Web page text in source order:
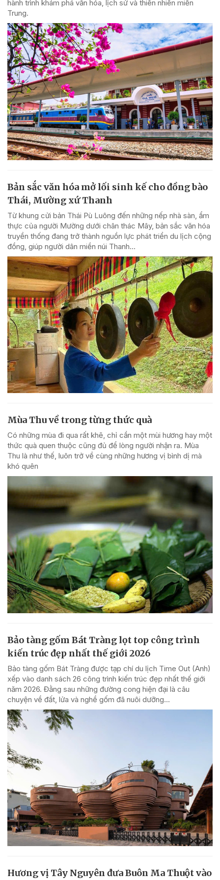
hành trình khám phá văn hóa, lịch sử và thiên nhiên miền
Trung.
Bản sắc văn hóa mở lối sinh kế cho đồng bào
Thái, Mường xứ Thanh
Từ khung cửi bản Thái Pù Luông đến những nếp nhà sàn, ẩm
thực của người Mường dưới chân thác Mây, bản sắc văn hóa
truyền thống đang trở thành nguồn lực phát triển du lịch cộng
đồng, giúp người dân miền núi Thanh...
Mùa Thu về trong từng thức quà
Có những mùa đi qua rất khẽ, chỉ cần một mùi hương hay một
thức quà quen thuộc cũng đủ để lòng người nhận ra. Mùa
Thu là như thế, luôn trở về cùng những hương vị bình dị mà
khó quên
Bảo tàng gốm Bát Tràng lọt top công trình
kiến trúc đẹp nhất thế giới 2026
Bảo tàng gốm Bát Tràng được tạp chí du lịch Time Out (Anh)
xếp vào danh sách 26 công trình kiến trúc đẹp nhất thế giới
năm 2026. Đằng sau những đường cong hiện đại là câu
chuyện về đất, lửa và nghề gốm đã nuôi dưỡng...
Hương vị Tây Nguyên đưa Buôn Ma Thuột vào